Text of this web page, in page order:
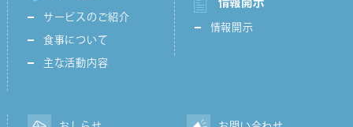
サービスのご紹介
食事について
主な活動内容
情報開示